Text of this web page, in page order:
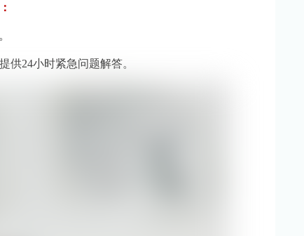
供24小时紧急问题解答。